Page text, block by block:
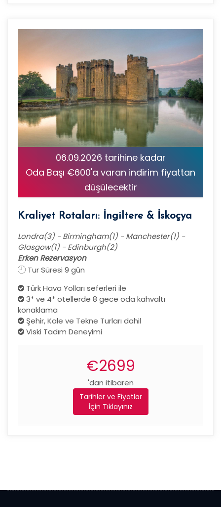
06.09.2026 tarihine kadar
Oda Başı €600'a varan indirim fiyattan
düşülecektir
Kraliyet Rotaları: İngiltere & İskoçya
Londra(3) - Birmingham(1) - Manchester(1) -
Glasgow(1) - Edinburgh(2)
Erken Rezervasyon
Tur Süresi 9 gün
Türk Hava Yolları seferleri ile
3* ve 4* otellerde 8 gece oda kahvaltı
konaklama
Şehir, Kale ve Tekne Turları dahil
Viski Tadım Deneyimi
€2699
'dan itibaren
Tarihler ve Fiyatlar
İçin Tıklayınız